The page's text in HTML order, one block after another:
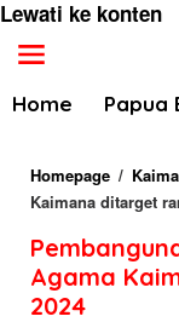
Lewati ke konten
Home Papua
Homepage /
Kaimana ditarget
Agama
2024